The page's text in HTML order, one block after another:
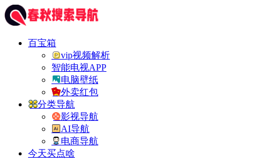
百宝箱
vip视频解析
智能电视APP
电脑壁纸
外卖红包
分类导航
影视导航
AI导航
电商导航
今天买点啥